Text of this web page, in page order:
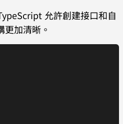
允許創建接口和自
加清晰。